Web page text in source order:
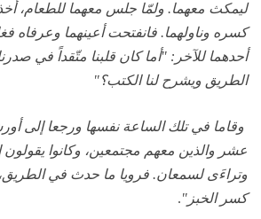
ليمكث معهما. ولمّا جلس معهما للطعام،
كسره وناولهما. فانفتحت أعينهما وعرفاه
أحدهما للآخر: "أما كان قلبنا متّقداً في
الطريق ويشرح لنا الكتب؟"
وقاما في تلك الساعة نفسها ورجعا إلى
عشر والذين معهم مجتمعين، وكانوا
وتراءَى لسمعان. فرويا ما حدث في
كسر الخبز".